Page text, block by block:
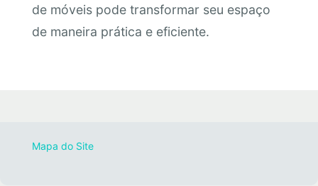
de móveis pode transformar seu espaço
de maneira prática e eficiente.
Mapa do Site